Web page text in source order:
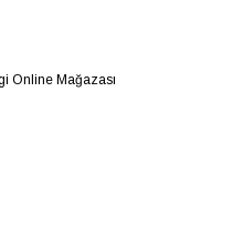
Online Mağazası